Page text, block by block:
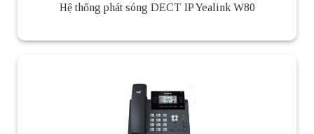
Hệ thống phát sóng DECT IP Yealink W80